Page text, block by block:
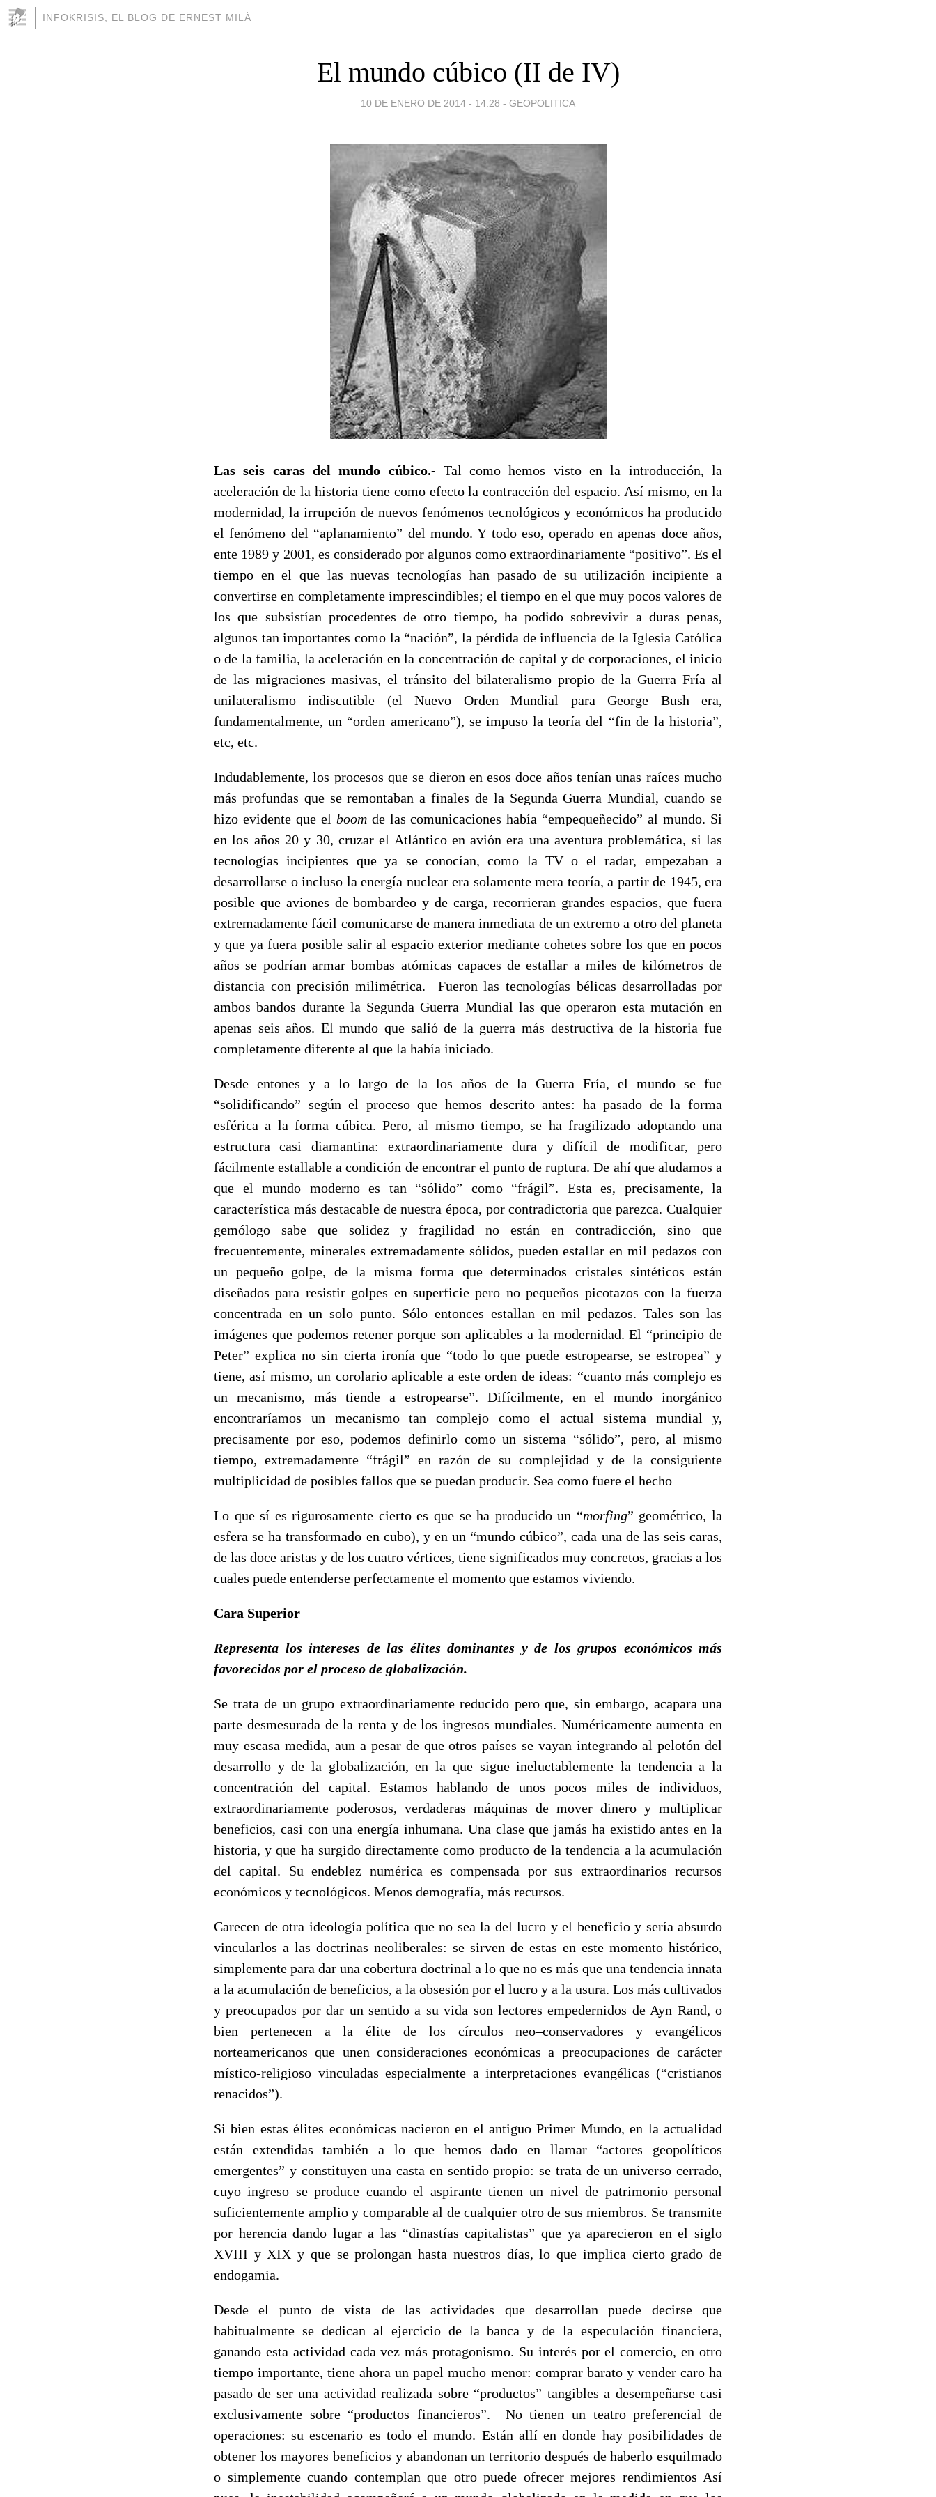
INFOKRISIS, EL BLOG DE ERNEST MILÀ
El mundo cúbico (II de IV)
10 DE ENERO DE 2014 - 14:28 - GEOPOLITICA
Las seis caras del mundo cúbico.- Tal como hemos visto en la introducción, la
aceleración de la historia tiene como efecto la contracción del espacio. Así mismo, en la
modernidad, la irrupción de nuevos fenómenos tecnológicos y económicos ha producido
el fenómeno del “aplanamiento” del mundo. Y todo eso, operado en apenas doce años,
ente 1989 y 2001, es considerado por algunos como extraordinariamente “positivo”. Es el
tiempo en el que las nuevas tecnologías han pasado de su utilización incipiente a
convertirse en completamente imprescindibles; el tiempo en el que muy pocos valores de
los que subsistían procedentes de otro tiempo, ha podido sobrevivir a duras penas,
algunos tan importantes como la “nación”, la pérdida de influencia de la Iglesia Católica
o de la familia, la aceleración en la concentración de capital y de corporaciones, el inicio
de las migraciones masivas, el tránsito del bilateralismo propio de la Guerra Fría al
unilateralismo indiscutible (el Nuevo Orden Mundial para George Bush era,
fundamentalmente, un “orden americano”), se impuso la teoría del “fin de la historia”,
etc, etc.
Indudablemente, los procesos que se dieron en esos doce años tenían unas raíces mucho
más profundas que se remontaban a finales de la Segunda Guerra Mundial, cuando se
hizo evidente que el boomde las comunicaciones había “empequeñecido” al mundo. Si
en los años 20 y 30, cruzar el Atlántico en avión era una aventura problemática, si las
tecnologías incipientes que ya se conocían, como la TV o el radar, empezaban a
desarrollarse o incluso la energía nuclear era solamente mera teoría, a partir de 1945, era
posible que aviones de bombardeo y de carga, recorrieran grandes espacios, que fuera
extremadamente fácil comunicarse de manera inmediata de un extremo a otro del planeta
y que ya fuera posible salir al espacio exterior mediante cohetes sobre los que en pocos
años se podrían armar bombas atómicas capaces de estallar a miles de kilómetros de
distancia con precisión milimétrica. Fueron las tecnologías bélicas desarrolladas por
ambos bandos durante la Segunda Guerra Mundial las que operaron esta mutación en
apenas seis años. El mundo que salió de la guerra más destructiva de la historia fue
completamente diferente al que la había iniciado.
Desde entones y a lo largo de la los años de la Guerra Fría, el mundo se fue
“solidificando” según el proceso que hemos descrito antes: ha pasado de la forma
esférica a la forma cúbica. Pero, al mismo tiempo, se ha fragilizado adoptando una
estructura casi diamantina: extraordinariamente dura y difícil de modificar, pero
fácilmente estallable a condición de encontrar el punto de ruptura. De ahí que aludamos a
que el mundo moderno es tan “sólido” como “frágil”. Esta es, precisamente, la
característica más destacable de nuestra época, por contradictoria que parezca. Cualquier
gemólogo sabe que solidez y fragilidad no están en contradicción, sino que
frecuentemente, minerales extremadamente sólidos, pueden estallar en mil pedazos con
un pequeño golpe, de la misma forma que determinados cristales sintéticos están
diseñados para resistir golpes en superficie pero no pequeños picotazos con la fuerza
concentrada en un solo punto. Sólo entonces estallan en mil pedazos. Tales son las
imágenes que podemos retener porque son aplicables a la modernidad. El “principio de
Peter” explica no sin cierta ironía que “todo lo que puede estropearse, se estropea” y
tiene, así mismo, un corolario aplicable a este orden de ideas: “cuanto más complejo es
un mecanismo, más tiende a estropearse”. Difícilmente, en el mundo inorgánico
encontraríamos un mecanismo tan complejo como el actual sistema mundial y,
precisamente por eso, podemos definirlo como un sistema “sólido”, pero, al mismo
tiempo, extremadamente “frágil” en razón de su complejidad y de la consiguiente
multiplicidad de posibles fallos que se puedan producir. Sea como fuere el hecho
Lo que sí es rigurosamente cierto es que se ha producido un “morfing” geométrico, la
esfera se ha transformado en cubo), y en un “mundo cúbico”, cada una de las seis caras,
de las doce aristas y de los cuatro vértices, tiene significados muy concretos, gracias a los
cuales puede entenderse perfectamente el momento que estamos viviendo.
Cara Superior
Representa los intereses de las élites dominantes y de los grupos económicos más
favorecidos por el proceso de globalización.
Se trata de un grupo extraordinariamente reducido pero que, sin embargo, acapara una
parte desmesurada de la renta y de los ingresos mundiales. Numéricamente aumenta en
muy escasa medida, aun a pesar de que otros países se vayan integrando al pelotón del
desarrollo y de la globalización, en la que sigue ineluctablemente la tendencia a la
concentración del capital. Estamos hablando de unos pocos miles de individuos,
extraordinariamente poderosos, verdaderas máquinas de mover dinero y multiplicar
beneficios, casi con una energía inhumana. Una clase que jamás ha existido antes en la
historia, y que ha surgido directamente como producto de la tendencia a la acumulación
del capital. Su endeblez numérica es compensada por sus extraordinarios recursos
económicos y tecnológicos. Menos demografía, más recursos.
Carecen de otra ideología política que no sea la del lucro y el beneficio y sería absurdo
vincularlos a las doctrinas neoliberales: se sirven de estas en este momento histórico,
simplemente para dar una cobertura doctrinal a lo que no es más que una tendencia innata
a la acumulación de beneficios, a la obsesión por el lucro y a la usura. Los más cultivados
y preocupados por dar un sentido a su vida son lectores empedernidos de Ayn Rand, o
bien pertenecen a la élite de los círculos neo–conservadores y evangélicos
norteamericanos que unen consideraciones económicas a preocupaciones de carácter
místico-religioso vinculadas especialmente a interpretaciones evangélicas (“cristianos
renacidos”).
Si bien estas élites económicas nacieron en el antiguo Primer Mundo, en la actualidad
están extendidas también a lo que hemos dado en llamar “actores geopolíticos
emergentes” y constituyen una casta en sentido propio: se trata de un universo cerrado,
cuyo ingreso se produce cuando el aspirante tienen un nivel de patrimonio personal
suficientemente amplio y comparable al de cualquier otro de sus miembros. Se transmite
por herencia dando lugar a las “dinastías capitalistas” que ya aparecieron en el siglo
XVIII y XIX y que se prolongan hasta nuestros días, lo que implica cierto grado de
endogamia.
Desde el punto de vista de las actividades que desarrollan puede decirse que
habitualmente se dedican al ejercicio de la banca y de la especulación financiera,
ganando esta actividad cada vez más protagonismo. Su interés por el comercio, en otro
tiempo importante, tiene ahora un papel mucho menor: comprar barato y vender caro ha
pasado de ser una actividad realizada sobre “productos” tangibles a desempeñarse casi
exclusivamente sobre “productos financieros”. No tienen un teatro preferencial de
operaciones: su escenario es todo el mundo. Están allí en donde hay posibilidades de
obtener los mayores beneficios y abandonan un territorio después de haberlo esquilmado
o simplemente cuando contemplan que otro puede ofrecer mejores rendimientos Así